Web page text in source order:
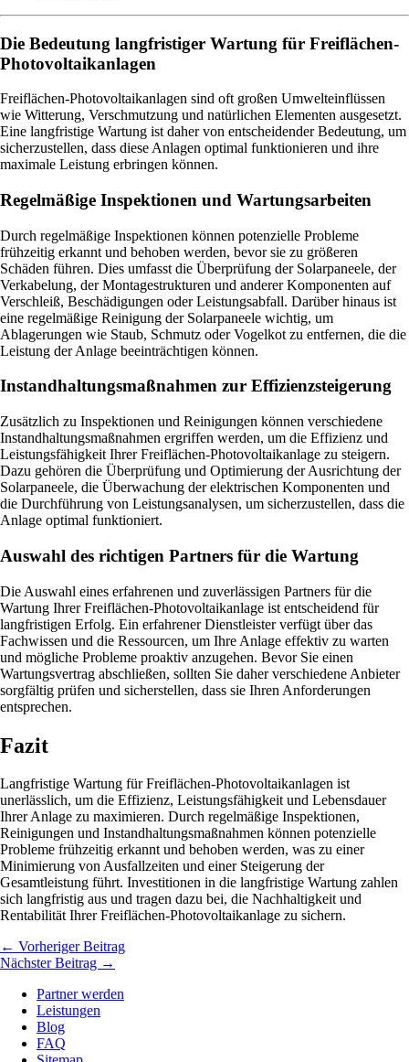
Die Bedeutung langfristiger Wartung für Freiflächen-
Photovoltaikanlagen
Freiflächen-Photovoltaikanlagen sind oft großen Umwelteinflüssen
wie Witterung, Verschmutzung und natürlichen Elementen ausgesetzt.
Eine langfristige Wartung ist daher von entscheidender Bedeutung, um
sicherzustellen, dass diese Anlagen optimal funktionieren und ihre
maximale Leistung erbringen können.
Regelmäßige Inspektionen und Wartungsarbeiten
Durch regelmäßige Inspektionen können potenzielle Probleme
frühzeitig erkannt und behoben werden, bevor sie zu größeren
Schäden führen. Dies umfasst die Überprüfung der Solarpaneele, der
Verkabelung, der Montagestrukturen und anderer Komponenten auf
Verschleiß, Beschädigungen oder Leistungsabfall. Darüber hinaus ist
eine regelmäßige Reinigung der Solarpaneele wichtig, um
Ablagerungen wie Staub, Schmutz oder Vogelkot zu entfernen, die die
Leistung der Anlage beeinträchtigen können.
Instandhaltungsmaßnahmen zur Effizienzsteigerung
Zusätzlich zu Inspektionen und Reinigungen können verschiedene
Instandhaltungsmaßnahmen ergriffen werden, um die Effizienz und
Leistungsfähigkeit Ihrer Freiflächen-Photovoltaikanlage zu steigern.
Dazu gehören die Überprüfung und Optimierung der Ausrichtung der
Solarpaneele, die Überwachung der elektrischen Komponenten und
die Durchführung von Leistungsanalysen, um sicherzustellen, dass die
Anlage optimal funktioniert.
Auswahl des richtigen Partners für die Wartung
Die Auswahl eines erfahrenen und zuverlässigen Partners für die
Wartung Ihrer Freiflächen-Photovoltaikanlage ist entscheidend für
langfristigen Erfolg. Ein erfahrener Dienstleister verfügt über das
Fachwissen und die Ressourcen, um Ihre Anlage effektiv zu warten
und mögliche Probleme proaktiv anzugehen. Bevor Sie einen
Wartungsvertrag abschließen, sollten Sie daher verschiedene Anbieter
sorgfältig prüfen und sicherstellen, dass sie Ihren Anforderungen
entsprechen.
Fazit
Langfristige Wartung für Freiflächen-Photovoltaikanlagen ist
unerlässlich, um die Effizienz, Leistungsfähigkeit und Lebensdauer
Ihrer Anlage zu maximieren. Durch regelmäßige Inspektionen,
Reinigungen und Instandhaltungsmaßnahmen können potenzielle
Probleme frühzeitig erkannt und behoben werden, was zu einer
Minimierung von Ausfallzeiten und einer Steigerung der
Gesamtleistung führt. Investitionen in die langfristige Wartung zahlen
sich langfristig aus und tragen dazu bei, die Nachhaltigkeit und
Rentabilität Ihrer Freiflächen-Photovoltaikanlage zu sichern.
← Vorheriger Beitrag
Nächster Beitrag →
Partner werden
Leistungen
Blog
FAQ